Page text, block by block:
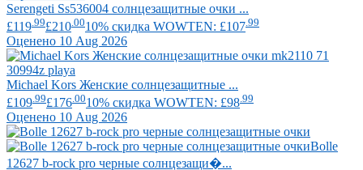
Serengeti Ss536004 солнцезащитные очки ...
£119 .99£210 .0010% скидка WOWTEN: £107 .99
Оценено 10 Aug 2026
Michael Kors Женские солнцезащитные ...
£109 .99£176 .0010% скидка WOWTEN: £98 .99
Оценено 10 Aug 2026
Bolle
12627 b-rock pro черные солнцезащи�...